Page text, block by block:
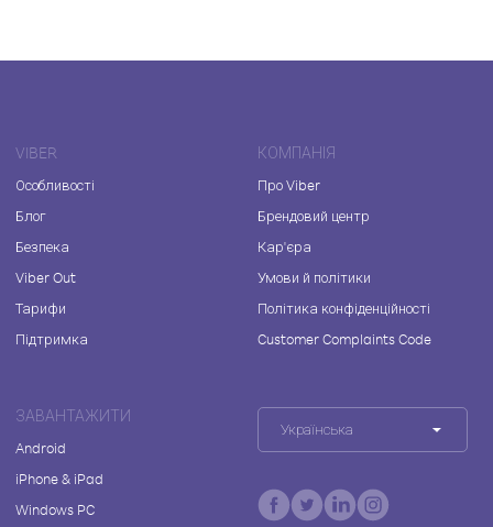
VIBER
Особливості
Блог
Безпека
Viber Out
Тарифи
Підтримка
КОМПАНІЯ
Про Viber
Брендовий центр
Кар'єра
Умови й політики
Політика конфіденційності
Customer Complaints Code
ЗАВАНТАЖИТИ
Android
iPhone & iPad
Windows PC
Українська